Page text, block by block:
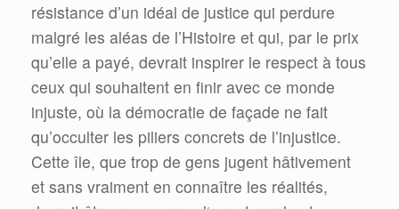
résistance d’un idéal de justice qui perdure
malgré les aléas de l’Histoire et qui, par le prix
qu’elle a payé, devrait inspirer le respect à tous
ceux qui souhaitent en finir avec ce monde
injuste, où la démocratie de façade ne fait
qu’occulter les piliers concrets de l’injustice.
Cette île, que trop de gens jugent hâtivement
et sans vraiment en connaître les réalités,